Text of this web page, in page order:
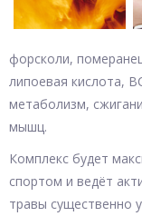
форсколи,
липоевая кислота,
метаболизм,
мышц.
Комплекс будет
спортом и ведёт
травы существенно